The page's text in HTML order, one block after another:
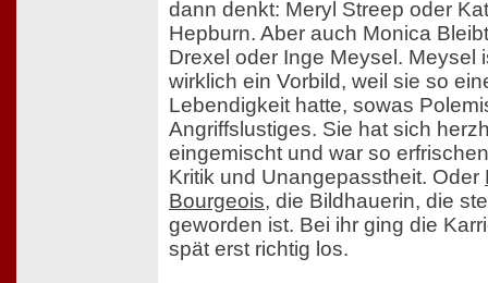
dann denkt: Meryl Streep oder
Hepburn. Aber auch Monica
Drexel oder Inge Meysel. Meysel
wirklich ein Vorbild, weil sie so
Lebendigkeit hatte, sowas
Angriffslustiges. Sie hat sich
eingemischt und war so
Kritik und Unangepasstheit. Oder
Bourgeois, die Bildhauerin, die
geworden ist. Bei ihr ging die
spät erst richtig los.